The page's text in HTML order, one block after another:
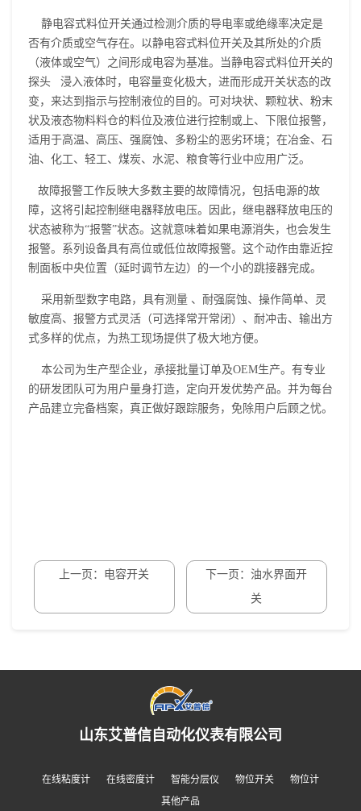
静电容式料位开关通过检测介质的导电率或绝缘率决定是
否有介质或空气存在。以静电容式料位开关及其所处的介质
（液体或空气）之间形成电容为基准。当静电容式料位开关的
探头 浸入液体时，电容量变化极大，进而形成开关状态的改
变，来达到指示与控制液位的目的。可对块状、颗粒状、粉末
状及液态物料料仓的料位及液位进行控制或上、下限位报警，
适用于高温、高压、强腐蚀、多粉尘的恶劣环境；在冶金、石
油、化工、轻工、煤炭、水泥、粮食等行业中应用广泛。
故障报警工作反映大多数主要的故障情况，包括电源的故
障，这将引起控制继电器释放电压。因此，继电器释放电压的
状态被称为“报警”状态。这就意味着如果电源消失，也会发生
报警。系列设备具有高位或低位故障报警。这个动作由靠近控
制面板中央位置（延时调节左边）的一个小的跳接器完成。
采用新型数字电路，具有测量 、耐强腐蚀、操作简单、灵
敏度高、报警方式灵活（可选择常开常闭）、耐冲击、输出方
式多样的优点，为热工现场提供了极大地方便。
本公司为生产型企业，承接批量订单及OEM生产。有专业
的研发团队可为用户量身打造，定向开发优势产品。并为每台
产品建立完备档案，真正做好跟踪服务，免除用户后顾之忧。
上一页：电容开关
下一页：油水界面开
关
山东艾普信自动化仪表有限公司
在线粘度计 在线密度计 智能分层仪 物位开关
物位计
其他产品